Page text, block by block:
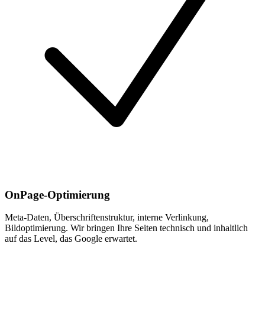
OnPage-Optimierung
Meta-Daten, Überschriftenstruktur, interne Verlinkung,
Bildoptimierung. Wir bringen Ihre Seiten technisch und inhaltlich
auf das Level, das Google erwartet.